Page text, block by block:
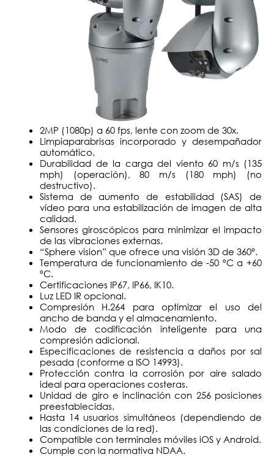
2MP (1080p) a 60 fps, lente con zoom de 30x.
Limpiaparabrisas incorporado y desempañador
automático.
Durabilidad de la carga del viento 60 m/s (135
mph) (operación), 80 m/s (180 mph) (no
destructivo).
Sistema de aumento de estabilidad (SAS) de
vídeo para una estabilización de imagen de alta
calidad.
Sensores giroscópicos para minimizar el impacto
de las vibraciones externas.
“Sphere vision” que ofrece una visión 3D de 360°.
Temperatura de funcionamiento de -50 ºC a +60
ºC.
Certificaciones IP67, IP66, IK10.
Luz LED IR opcional.
Compresión H.264 para optimizar el uso del
ancho de banda y el almacenamiento.
Modo de codificación inteligente para una
compresión adicional.
Especificaciones de resistencia a daños por sal
pesada (conforme a ISO 14993).
Protección contra la corrosión por aire salado
ideal para operaciones costeras.
Unidad de giro e inclinación con 256 posiciones
preestablecidas.
Hasta 14 usuarios simultáneos (dependiendo de
las condiciones de la red).
Compatible con terminales móviles iOS y Android.
Cumple con la normativa NDAA.